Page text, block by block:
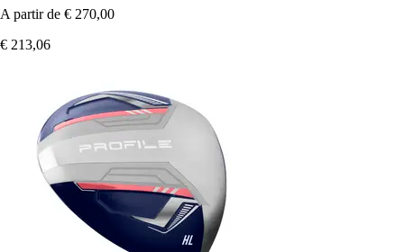
A partir de € 270,00
€ 213,06